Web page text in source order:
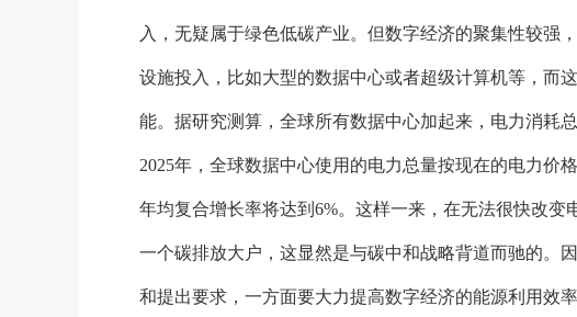
入，无疑属于绿色低碳产业。但数字经济的聚集性较强
设施投入，比如大型的数据中心或者超级计算机等，而
能。据研究测算，全球所有数据中心加起来，电力消耗
2025年，全球数据中心使用的电力总量按现在的电力价
年均复合增长率将达到6%。这样一来，在无法很快改
一个碳排放大户，这显然是与碳中和战略背道而驰的。
和提出要求，一方面要大力提高数字经济的能源利用效